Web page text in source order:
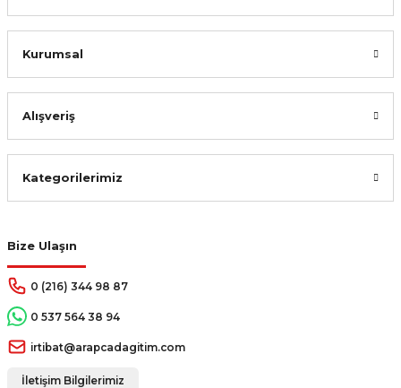
Bize Ulaşın
0 (216) 344 98 87
0 537 564 38 94
irtibat@arapcadagitim.com
İletişim Bilgilerimiz
Kurumsal
Alışveriş
Kategorilerimiz